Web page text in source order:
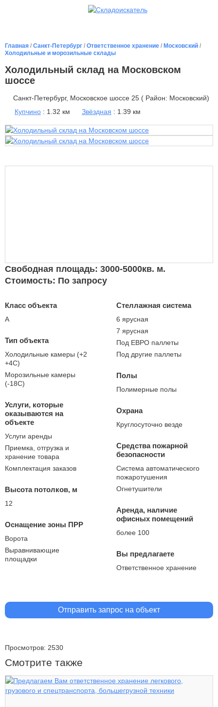
Главная / Санкт-Петербург / Ответственное хранение / Московский /
Холодильные и морозильные склады
Холодильный склад на Московском
шоссе
Санкт-Петербург, Московское шоссе 25 ( Район: Московский)
Купчино : 1.32 км Звёздная : 1.39 км
Свободная площадь: 3000-5000кв. м.
Стоимость: По запросу
Класс объекта
А
Тип объекта
Холодильные камеры (+2
+4С)
Морозильные камеры
(-18С)
Услуги, которые
оказываются на
объекте
Услуги аренды
Приемка, отгрузка и
хранение товара
Комплектация заказов
Высота потолков, м
12
Оснащение зоны ПРР
Ворота
Выравнивающие
площадки
Стеллажная система
6 ярусная
7 ярусная
Под ЕВРО паллеты
Под другие паллеты
Полы
Полимерные полы
Охрана
Круглосуточно везде
Средства пожарной
безопасности
Система автоматического
пожаротушения
Огнетушители
Аренда, наличие
офисных помещений
более 100
Вы предлагаете
Ответственное хранение
Отправить запрос на объект
Просмотров: 2530
Смотрите также